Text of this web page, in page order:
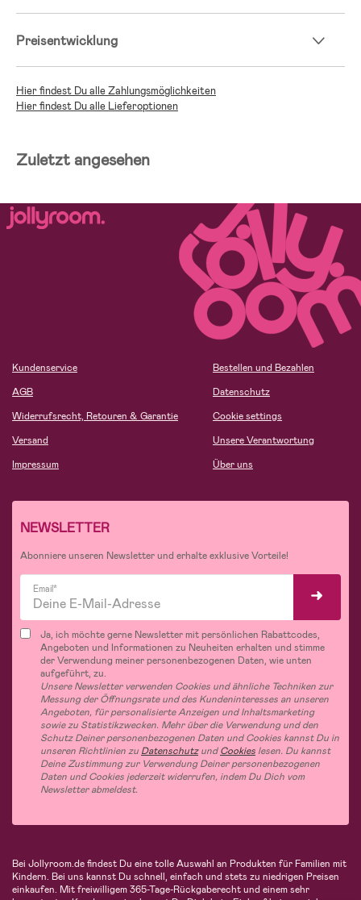
Preisentwicklung
Hier findest Du alle Zahlungsmöglichkeiten
Hier findest Du alle Lieferoptionen
Zuletzt angesehen
Kundenservice
AGB
Widerrufsrecht, Retouren & Garantie
Versand
Impressum
Bestellen und Bezahlen
Datenschutz
Cookie settings
Unsere Verantwortung
Über uns
NEWSLETTER
Abonniere unseren Newsletter und erhalte exklusive Vorteile!
Email*
Ja, ich möchte gerne Newsletter mit persönlichen Rabattcodes,
Angeboten und Informationen zu Neuheiten erhalten und stimme
der Verwendung meiner personenbezogenen Daten, wie unten
aufgeführt, zu.
Unsere Newsletter verwenden Cookies und ähnliche Techniken zur
Messung der Öffnungsrate und des Kundeninteresses an unseren
Angeboten, für personalisierte Anzeigen und Inhaltsmarketing
sowie zu Statistikzwecken. Mehr über die Verwendung und den
Schutz Deiner personenbezogenen Daten und Cookies kannst Du in
unseren Richtlinien zu DatenschutzundCookies lesen. Du kannst
Deine Zustimmung zur Verwendung Deiner personenbezogenen
Daten und Cookies jederzeit widerrufen, indem Du Dich vom
Newsletter abmeldest.
Bei Jollyroom.de findest Du eine tolle Auswahl an Produkten für Familien mit
Kindern. Bei uns kannst Du schnell, einfach und stets zu niedrigen Preisen
einkaufen. Mit freiwilligem 365-Tage-Rückgaberecht und einem sehr